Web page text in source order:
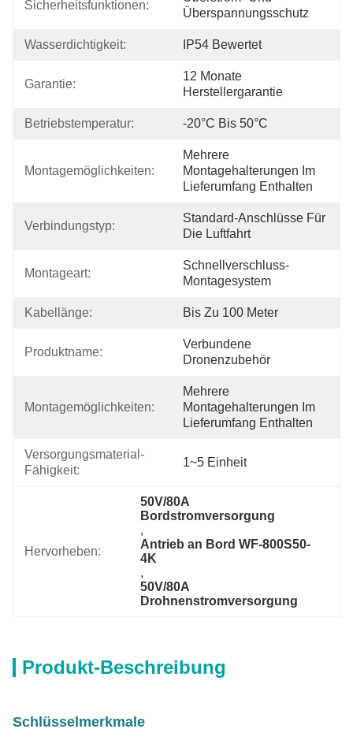
Sicherheitsfunktionen:
Überspannungsschutz
Wasserdichtigkeit: IP54 Bewertet
Garantie:
12 Monate
Herstellergarantie
Betriebstemperatur: -20°C Bis 50°C
Montagemöglichkeiten:
Mehrere
Montagehalterungen Im
Lieferumfang Enthalten
Verbindungstyp:
Standard-Anschlüsse Für
Die Luftfahrt
Montageart:
Schnellverschluss-
Montagesystem
Kabellänge: Bis Zu 100 Meter
Produktname:
Verbundene
Dronenzubehör
Montagemöglichkeiten:
Mehrere
Montagehalterungen Im
Lieferumfang Enthalten
Versorgungsmaterial-
Fähigkeit:
1~5 Einheit
Hervorheben:
50V/80A
Bordstromversorgung
,
Antrieb an Bord WF-800S50-
4K
,
50V/80A
Drohnenstromversorgung
Produkt-Beschreibung
Schlüsselmerkmale